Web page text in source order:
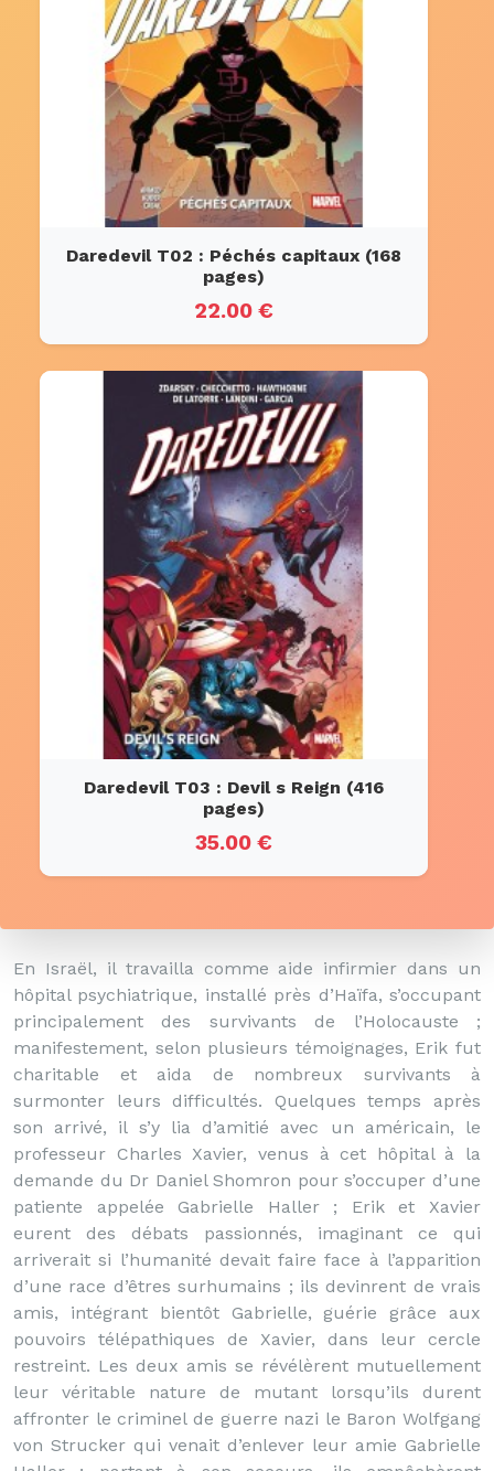
Daredevil T02 : Péchés capitaux (168
pages)
22.00 €
Daredevil T03 : Devil s Reign (416
pages)
35.00 €
En Israël, il travailla comme aide infirmier dans un
hôpital psychiatrique, installé près d’Haïfa, s’occupant
principalement des survivants de l’Holocauste ;
manifestement, selon plusieurs témoignages, Erik fut
charitable et aida de nombreux survivants à
surmonter leurs difficultés. Quelques temps après
son arrivé, il s’y lia d’amitié avec un américain, le
professeur Charles Xavier, venus à cet hôpital à la
demande du Dr Daniel Shomron pour s’occuper d’une
patiente appelée Gabrielle Haller ; Erik et Xavier
eurent des débats passionnés, imaginant ce qui
arriverait si l’humanité devait faire face à l’apparition
d’une race d’êtres surhumains ; ils devinrent de vrais
amis, intégrant bientôt Gabrielle, guérie grâce aux
pouvoirs télépathiques de Xavier, dans leur cercle
restreint. Les deux amis se révélèrent mutuellement
leur véritable nature de mutant lorsqu’ils durent
affronter le criminel de guerre nazi le Baron Wolfgang
von Strucker qui venait d’enlever leur amie Gabrielle